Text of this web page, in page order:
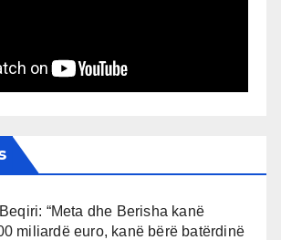
“Meta dhe Berisha kanë
miliardë euro, kanë bërë batërdinë